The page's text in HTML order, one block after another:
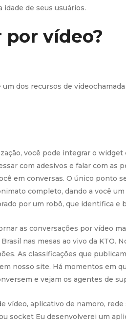
de seus usuários.
por vídeo?
dos recursos de
você pode integrar o
com adesivos e falar com
em conversas. O único
completo, dando a você
por um robô, que identifica e
as conversações por vídeo
nas mesas ao vivo da KTO.
As classificações que
nosso site. Há momentos em
e vejam os agentes de
vídeo, aplicativo de namoro,
socket Eu desenvolverei um